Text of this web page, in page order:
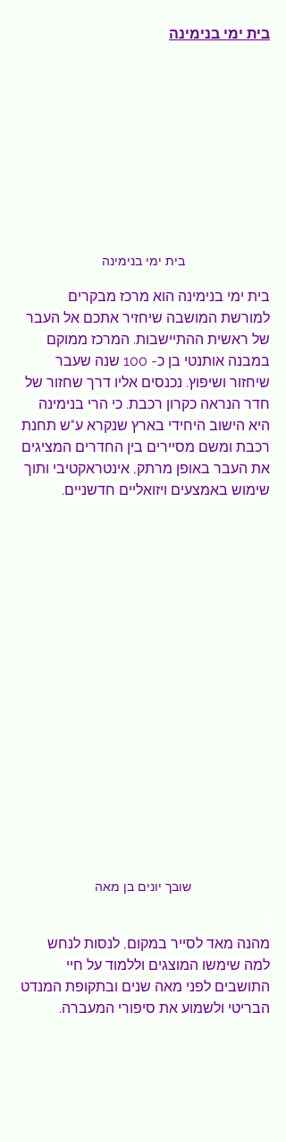
בית ימי בנימינה
בית ימי בנימינה
בית ימי בנימינה הוא מרכז מבקרים
למורשת המושבה שיחזיר אתכם אל העבר
של ראשית ההתיישבות. המרכז ממוקם
במבנה אותנטי בן כ- 100 שנה שעבר
שיחזור ושיפוץ. נכנסים אליו דרך שחזור של
חדר הנראה כקרון רכבת. כי הרי בנימינה
היא הישוב היחידי בארץ שנקרא ע"ש תחנת
רכבת ומשם מסיירים בין החדרים המציגים
את העבר באופן מרתק, אינטראקטיבי ותוך
שימוש באמצעים ויזואליים חדשניים.
שובך יונים בן מאה
מהנה מאד לסייר במקום, לנסות לנחש
למה שימשו המוצגים וללמוד על חיי
התושבים לפני מאה שנים ובתקופת המנדט
הבריטי ולשמוע את סיפורי המעברה.